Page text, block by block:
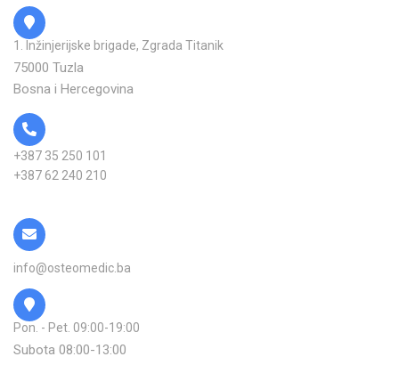
1. Inžinjerijske brigade, Zgrada Titanik
75000 Tuzla
Bosna i Hercegovina
+387 35 250 101
+387 62 240 210
info@osteomedic.ba
Pon. - Pet. 09:00-19:00
Subota 08:00-13:00